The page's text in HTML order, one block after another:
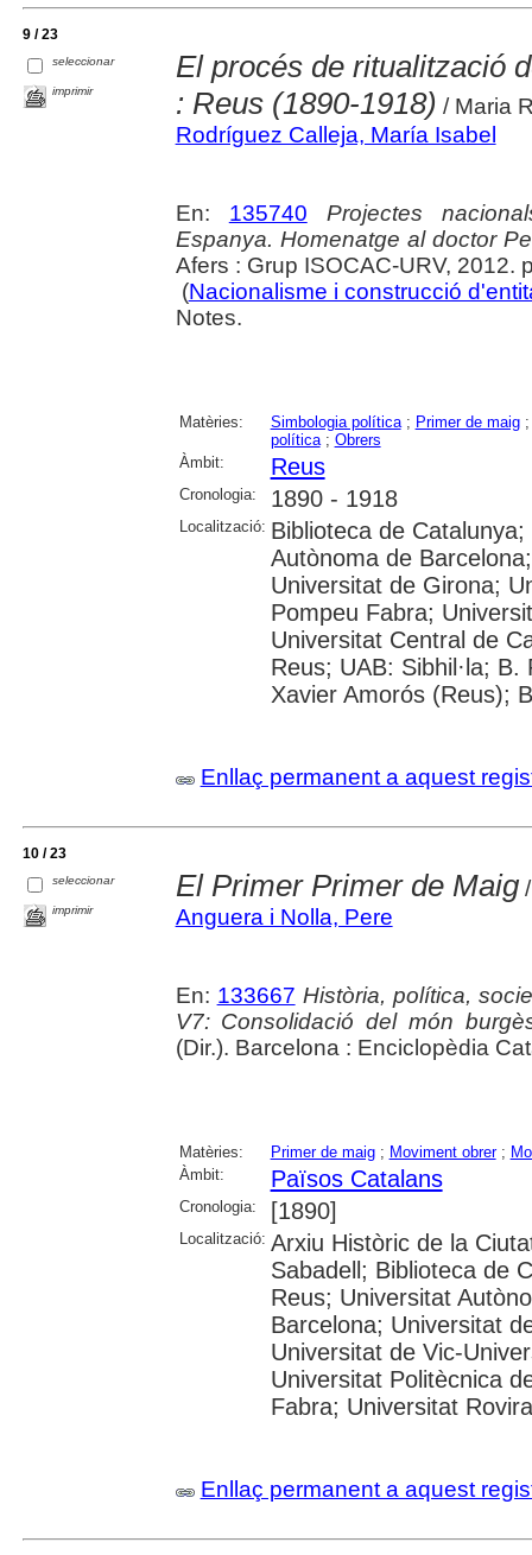
9 / 23
seleccionar
imprimir
El procés de ritualització
: Reus (1890-1918) / Maria
Rodríguez Calleja, María Isabel
En: 135740
Projectes
Espanya. Homenatge al doctor
Afers : Grup ISOCAC-URV, 2012.
(Nacionalisme i construcció
Notes.
Matèries: Simbologia política; Primer de maig
política; Obrers
Àmbit:
Reus
Cronologia: 1890 - 1918
Localització: Biblioteca de
Autònoma de
Universitat de Girona;
Pompeu Fabra;
Universitat Central de
Reus; UAB: Sibhil·la;
Xavier Amorós (Reus);
Enllaç permanent a aquest
10 / 23
seleccionar
imprimir
El Primer Primer de Maig/
Anguera i Nolla, Pere
En: 133667 Història, política,
V7: Consolidació del món
(Dir.). Barcelona : Enciclopèdia
Matèries: Primer de maig; Moviment obrer;
Àmbit:
Països Catalans
Cronologia: [1890]
Localització: Arxiu Històric de la
Sabadell; Biblioteca de
Reus; Universitat
Barcelona; Universitat
Universitat de Vic-
Universitat Politècnica
Fabra; Universitat
Enllaç permanent a aquest